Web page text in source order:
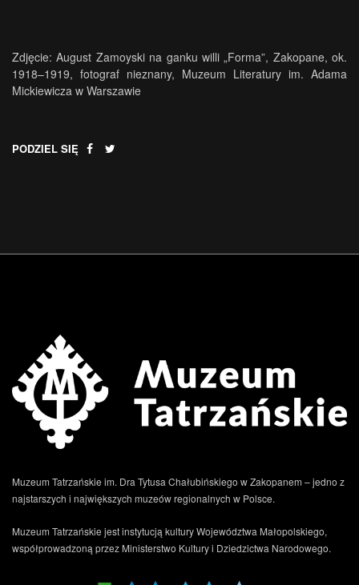
Zdjęcie: August Zamoyski na ganku willi „Forma”, Zakopane, ok.
1918–1919, fotograf nieznany, Muzeum Literatury im. Adama
Mickiewicza w Warszawie
PODZIEL SIĘ
Muzeum Tatrzańskie im. Dra Tytusa Chałubińskiego w Zakopanem – jedno z
najstarszych i największych muzeów regionalnych w Polsce.
Muzeum Tatrzańskie jest instytucją kultury Województwa Małopolskiego,
współprowadzoną przez Ministerstwo Kultury i Dziedzictwa Narodowego.